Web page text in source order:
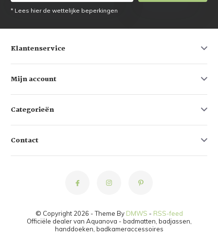
* Lees hier de wettelijke beperkingen
Klantenservice
Mijn account
Categorieën
Contact
© Copyright 2026 - Theme By DMWS - RSS-feed
Officiële dealer van Aquanova - badmatten, badjassen,
handdoeken, badkameraccessoires